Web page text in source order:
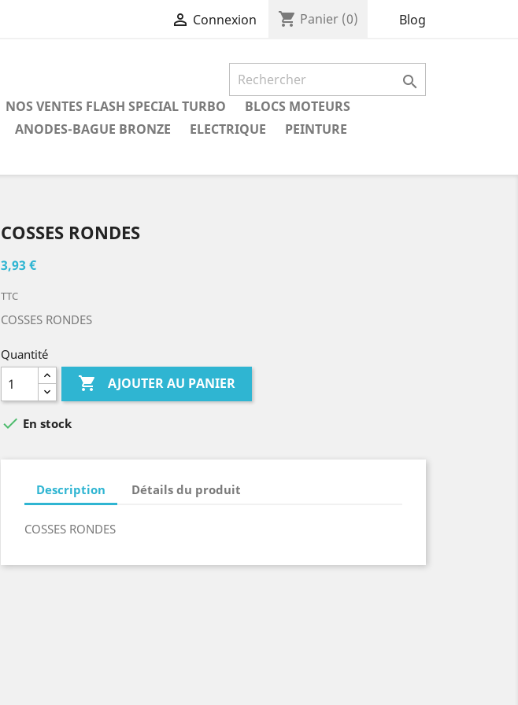
 Connexion shopping_cart Panier (0) Blog

NOS VENTES FLASH SPECIAL TURBO
BLOCS MOTEURS
ANODES-BAGUE BRONZE ELECTRIQUE PEINTURE
COSSES RONDES
3,93 €
TTC
COSSES RONDES
Quantité
 AJOUTER AU PANIER
 En stock
Description Détails du produit
COSSES RONDES